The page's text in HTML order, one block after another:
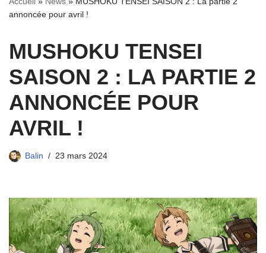
annoncée pour avril !
MUSHOKU TENSEI
SAISON 2 : LA PARTIE 2
ANNONCÉE POUR
AVRIL !
Balin 23 mars 2024